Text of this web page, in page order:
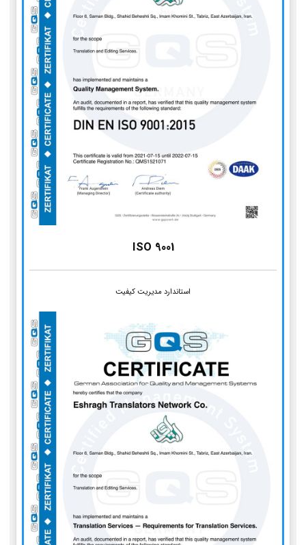
ISO 9001
استاندارد مدیریت کیفیت